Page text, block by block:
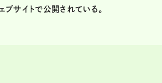
ブサイトで公開されている。